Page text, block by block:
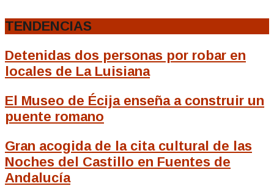
TENDENCIAS
Detenidas dos personas por robar en
locales de La Luisiana
El Museo de Écija enseña a construir un
puente romano
Gran acogida de la cita cultural de las
Noches del Castillo en Fuentes de
Andalucía